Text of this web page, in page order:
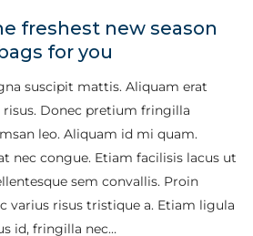
freshest new season
for you
suscipit mattis. Aliquam erat
Donec pretium fringilla
leo. Aliquam id mi quam.
nec congue. Etiam facilisis lacus ut
sem convallis. Proin
varius risus tristique a. Etiam ligula
id, fringilla nec…